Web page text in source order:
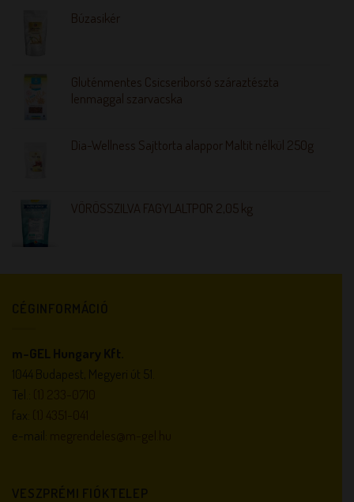
Búzasikér
Gluténmentes Csicseriborsó száraztészta
lenmaggal szarvacska
Dia-Wellness Sajttorta alappor Maltit nélkül 250g
VÖRÖSSZILVA FAGYLALTPOR 2,05 kg
CÉGINFORMÁCIÓ
m-GEL Hungary Kft.
1044 Budapest, Megyeri út 51.
Tel.:
fax:
e-mail:
VESZPRÉMI FIÓKTELEP